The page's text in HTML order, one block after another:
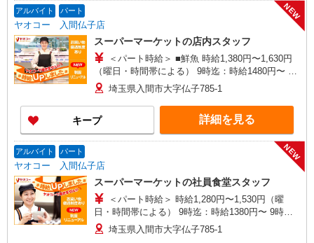
集時間は勤務時間・曜日欄でご確認ください。
アルバイト パート
ヤオコー 入間仏子店
NEW
スーパーマーケットの店内スタッフ
＜パート時給＞ ■鮮魚 時給1,380円〜1,630円
（曜日・時間帯による） 9時迄：時給1480円〜 9
時以降：時給1380円〜 17時以降：時給1530円〜
★土曜＋100円 ★日・祝＋100円 ■鮮魚以外 時給
1,280円〜1,530円（曜日・時間帯による） 9時
迄：時給1380円〜 9時以降：時給1280円〜 17時以
降：時給1430円〜 ★土曜＋100円 ★日・祝＋100
円 ※アルバイトさんの時給や募集内容はお問い合
わせください
埼玉県入間市大字仏子785-1
キープ 詳細を見る
アルバイト パート
ヤオコー 入間仏子店
NEW
スーパーマーケットの社員食堂スタッフ
＜パート時給＞ 時給1,280円〜1,530円（曜
日・時間帯による） 9時迄：時給1380円〜 9時以
降：時給1280円〜 17時以降：時給1430円〜 ★土
曜＋100円 ★日・祝＋100円 ※アルバイトさんの
埼玉県入間市大字仏子785-1